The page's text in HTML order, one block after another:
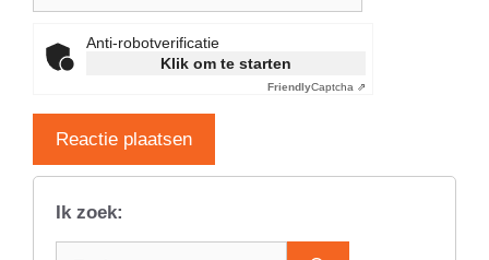
Anti-robotverificatie
Klik om te starten
FriendlyCaptcha ⇗
Ik zoek: